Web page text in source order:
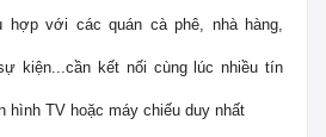
hợp với các quán cà phê, nhà hàng,
kiện...cần kết nối cùng lúc nhiều tín
hình TV hoặc máy chiếu duy nhất